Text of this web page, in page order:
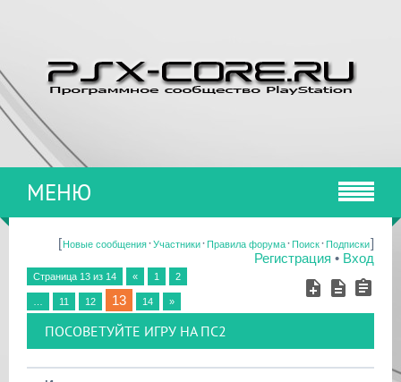
МЕНЮ
[Новые сообщения·Участники·Правила форума·Поиск·Подписки]
Регистрация • Вход
Страница 13 из 14 « 1 2
11 12 13 14 »
ПОСОВЕТУЙТЕ ИГРУ НА ПС2